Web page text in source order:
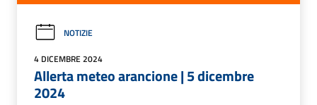
NOTIZIE
4 DICEMBRE 2024
Allerta meteo arancione | 5 dicembre
2024